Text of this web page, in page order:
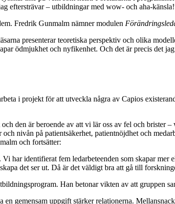
eftersträvar – utbildningar med wow- och aha-
Fredrik Gunmalm nämner modulen
presenterar teoretiska perspektiv och olika
ödmjukhet och nyfikenhet. Och det är precis det
i projekt för att utveckla några av Capios
den är beroende av att vi lär oss av fel och
nivån på patientsäkerhet, patientnöjdhet och
och fortsätter:
har identifierat fem ledarbeteenden som skapar
det ser ut. Då är det väldigt bra att gå till
Han betonar vikten av att gruppen
gemensam uppgift stärker relationerna.